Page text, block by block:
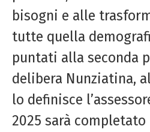
bisogni e alle
tutte quella
puntati alla seconda
delibera Nunziatina,
lo definisce
2025 sarà